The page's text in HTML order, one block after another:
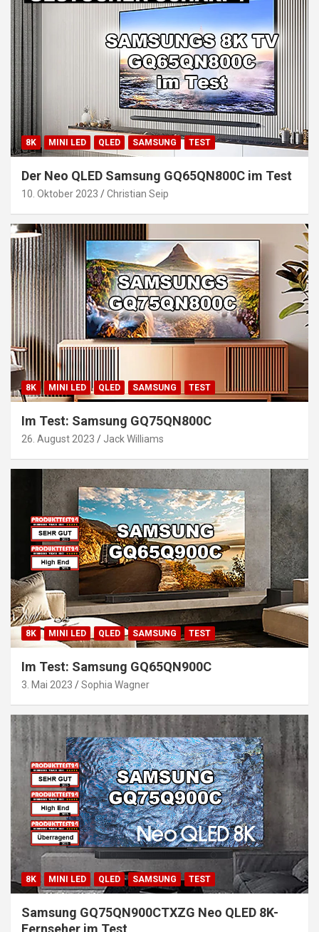
8K MINI LED QLED SAMSUNG TEST
Der Neo QLED Samsung GQ65QN800C im Test
10. Oktober 2023 Christian Seip
8K MINI LED QLED SAMSUNG TEST
Im Test: Samsung GQ75QN800C
26. August 2023 Jack Williams
8K MINI LED QLED SAMSUNG TEST
Im Test: Samsung GQ65QN900C
3. Mai 2023 Sophia Wagner
8K MINI LED QLED SAMSUNG TEST
Samsung GQ75QN900CTXZG Neo QLED 8K-
Fernseher im Test